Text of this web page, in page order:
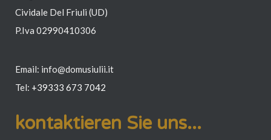
Cividale Del Friuli (UD)
P.Iva 02990410306
Email: info@domusiulii.it
Tel: +39333 673 7042
kontaktieren Sie uns...